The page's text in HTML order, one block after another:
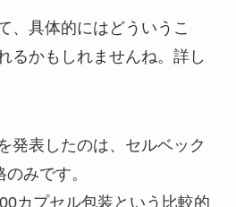
、具体的にはどういうこ
るかもしれませんね。詳し
発表したのは、セルベック
みです。
カプセル包装という比較的